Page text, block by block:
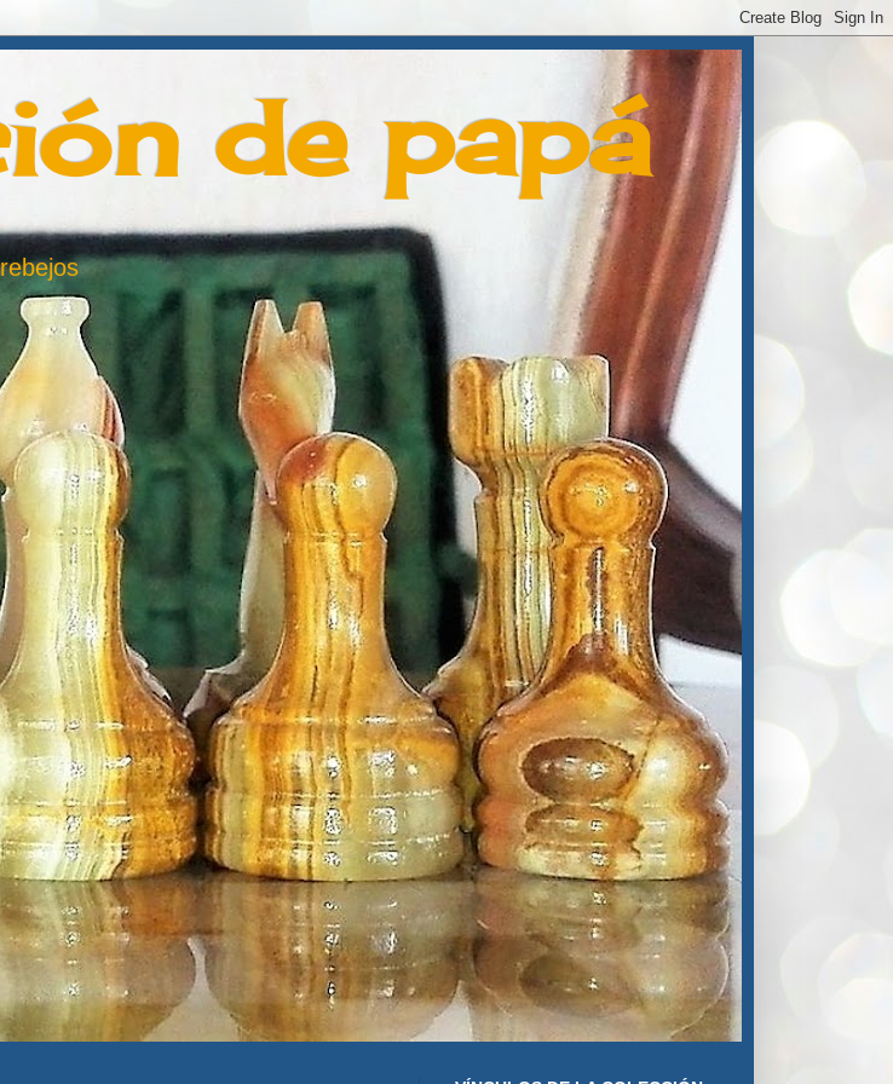
de papá